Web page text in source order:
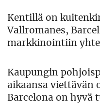
Kentillä on
Vallromanes,
markkinointiin
Kaupungin
aikaansa viettävän
Barcelona on hyvä